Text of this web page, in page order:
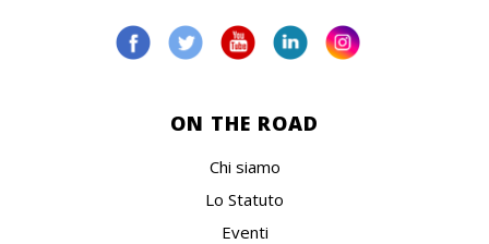
ON THE ROAD
Chi siamo
Lo Statuto
Eventi